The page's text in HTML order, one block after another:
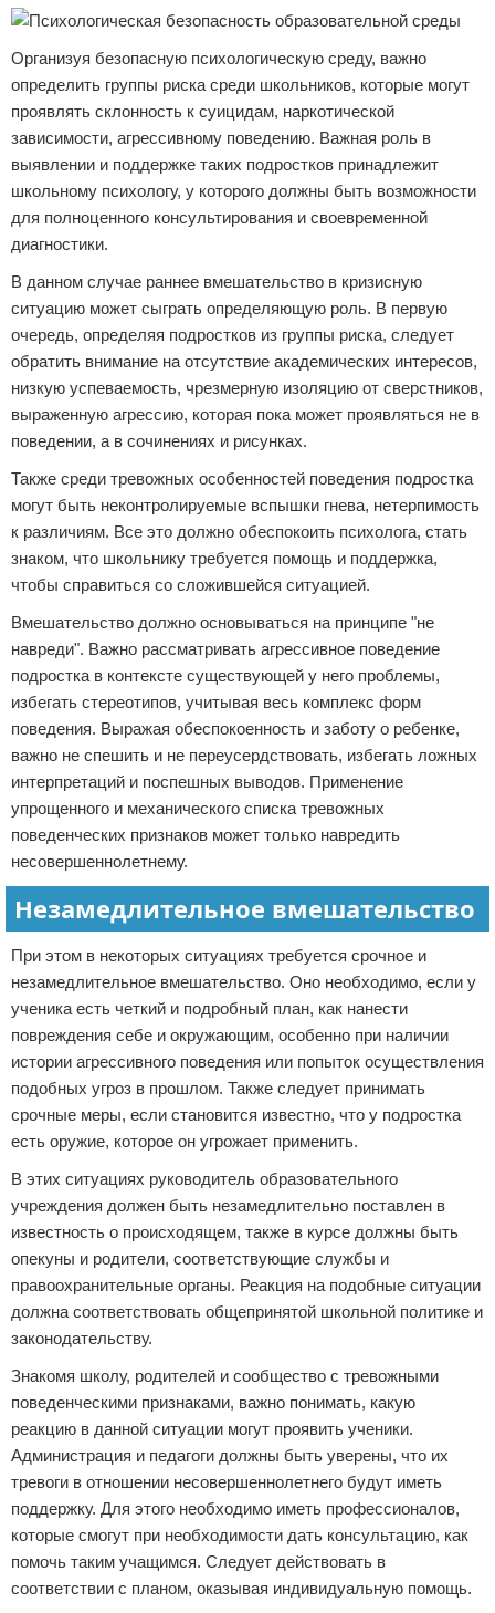
Организуя безопасную психологическую среду, важно
определить группы риска среди школьников, которые могут
проявлять склонность к суицидам, наркотической
зависимости, агрессивному поведению. Важная роль в
выявлении и поддержке таких подростков принадлежит
школьному психологу, у которого должны быть возможности
для полноценного консультирования и своевременной
диагностики.
В данном случае раннее вмешательство в кризисную
ситуацию может сыграть определяющую роль. В первую
очередь, определяя подростков из группы риска, следует
обратить внимание на отсутствие академических интересов,
низкую успеваемость, чрезмерную изоляцию от сверстников,
выраженную агрессию, которая пока может проявляться не в
поведении, а в сочинениях и рисунках.
Также среди тревожных особенностей поведения подростка
могут быть неконтролируемые вспышки гнева, нетерпимость
к различиям. Все это должно обеспокоить психолога, стать
знаком, что школьнику требуется помощь и поддержка,
чтобы справиться со сложившейся ситуацией.
Вмешательство должно основываться на принципе "не
навреди". Важно рассматривать агрессивное поведение
подростка в контексте существующей у него проблемы,
избегать стереотипов, учитывая весь комплекс форм
поведения. Выражая обеспокоенность и заботу о ребенке,
важно не спешить и не переусердствовать, избегать ложных
интерпретаций и поспешных выводов. Применение
упрощенного и механического списка тревожных
поведенческих признаков может только навредить
несовершеннолетнему.
Незамедлительное вмешательство
При этом в некоторых ситуациях требуется срочное и
незамедлительное вмешательство. Оно необходимо, если у
ученика есть четкий и подробный план, как нанести
повреждения себе и окружающим, особенно при наличии
истории агрессивного поведения или попыток осуществления
подобных угроз в прошлом. Также следует принимать
срочные меры, если становится известно, что у подростка
есть оружие, которое он угрожает применить.
В этих ситуациях руководитель образовательного
учреждения должен быть незамедлительно поставлен в
известность о происходящем, также в курсе должны быть
опекуны и родители, соответствующие службы и
правоохранительные органы. Реакция на подобные ситуации
должна соответствовать общепринятой школьной политике и
законодательству.
Знакомя школу, родителей и сообщество с тревожными
поведенческими признаками, важно понимать, какую
реакцию в данной ситуации могут проявить ученики.
Администрация и педагоги должны быть уверены, что их
тревоги в отношении несовершеннолетнего будут иметь
поддержку. Для этого необходимо иметь профессионалов,
которые смогут при необходимости дать консультацию, как
помочь таким учащимся. Следует действовать в
соответствии с планом, оказывая индивидуальную помощь.